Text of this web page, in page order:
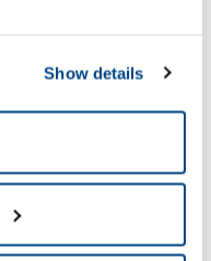
Show details
worden nu
execution
maar ook
mobiele